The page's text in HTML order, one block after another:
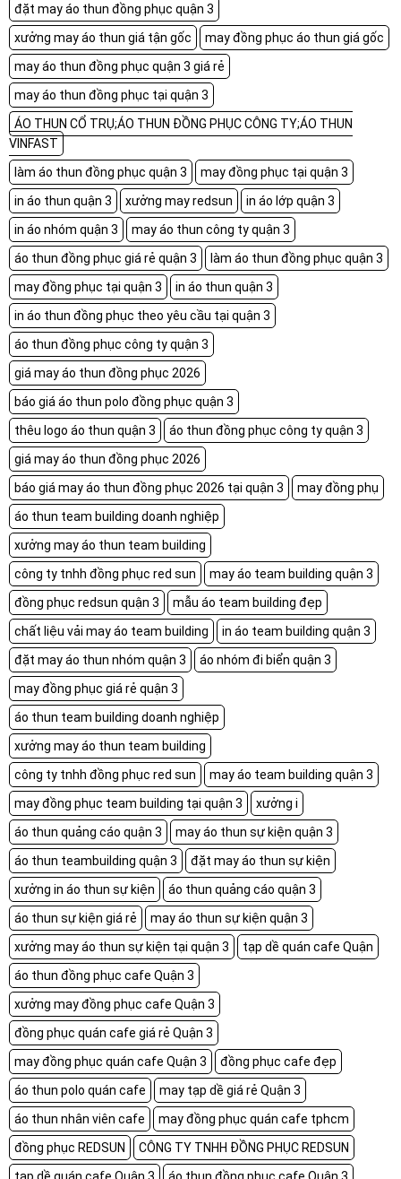
đặt may áo thun đồng phục quận 3
xưởng may áo thun giá tận gốc
may đồng phục áo thun giá gốc
may áo thun đồng phục quận 3 giá rẻ
may áo thun đồng phục tại quận 3
ÁO THUN CỔ TRỤ;ÁO THUN ĐỒNG PHỤC CÔNG TY;ÁO THUN
VINFAST
làm áo thun đồng phục quận 3
may đồng phục tại quận 3
in áo thun quận 3
xưởng may redsun
in áo lớp quận 3
in áo nhóm quận 3
may áo thun công ty quận 3
áo thun đồng phục giá rẻ quận 3
làm áo thun đồng phục quận 3
may đồng phục tại quận 3
in áo thun quận 3
in áo thun đồng phục theo yêu cầu tại quận 3
áo thun đồng phục công ty quận 3
giá may áo thun đồng phục 2026
báo giá áo thun polo đồng phục quận 3
thêu logo áo thun quận 3
áo thun đồng phục công ty quận 3
giá may áo thun đồng phục 2026
báo giá may áo thun đồng phục 2026 tại quận 3
may đồng phụ
áo thun team building doanh nghiệp
xưởng may áo thun team building
công ty tnhh đồng phục red sun
may áo team building quận 3
đồng phục redsun quận 3
mẫu áo team building đẹp
chất liệu vải may áo team building
in áo team building quận 3
đặt may áo thun nhóm quận 3
áo nhóm đi biển quận 3
may đồng phục giá rẻ quận 3
áo thun team building doanh nghiệp
xưởng may áo thun team building
công ty tnhh đồng phục red sun
may áo team building quận 3
may đồng phục team building tại quận 3
xưởng i
áo thun quảng cáo quận 3
may áo thun sự kiện quận 3
áo thun teambuilding quận 3
đặt may áo thun sự kiện
xưởng in áo thun sự kiện
áo thun quảng cáo quận 3
áo thun sự kiện giá rẻ
may áo thun sự kiện quận 3
xưởng may áo thun sự kiện tại quận 3
tạp dề quán cafe Quận
áo thun đồng phục cafe Quận 3
xưởng may đồng phục cafe Quận 3
đồng phục quán cafe giá rẻ Quận 3
may đồng phục quán cafe Quận 3
đồng phục cafe đẹp
áo thun polo quán cafe
may tạp dề giá rẻ Quận 3
áo thun nhân viên cafe
may đồng phục quán cafe tphcm
đồng phục REDSUN
CÔNG TY TNHH ĐỒNG PHỤC REDSUN